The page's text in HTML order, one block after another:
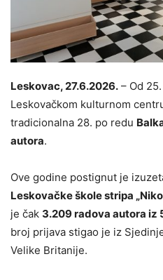
Leskovac, 27.6.2026. – Od
Leskovačkom kulturnom
tradicionalna 28. po redu
autora.
Ove godine postignut je
Leskovačke škole stripa
je čak 3.209 radova autora iz
broj prijava stigao je iz
Velike Britanije.